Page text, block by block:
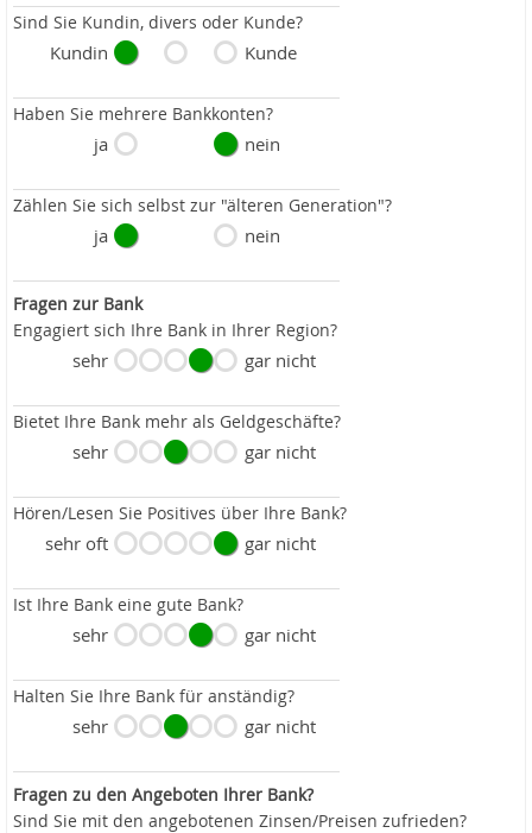
Sind Sie Kundin, divers oder Kunde?
Kundin Kunde
Haben Sie mehrere Bankkonten?
ja nein
Zählen Sie sich selbst zur "älteren Generation"?
ja nein
Fragen zur Bank
Engagiert sich Ihre Bank in Ihrer Region?
sehr gar nicht
Bietet Ihre Bank mehr als Geldgeschäfte?
sehr gar nicht
Hören/Lesen Sie Positives über Ihre Bank?
sehr oft gar nicht
Ist Ihre Bank eine gute Bank?
sehr gar nicht
Halten Sie Ihre Bank für anständig?
sehr gar nicht
Fragen zu den Angeboten Ihrer Bank?
Sind Sie mit den angebotenen Zinsen/Preisen zufrieden?